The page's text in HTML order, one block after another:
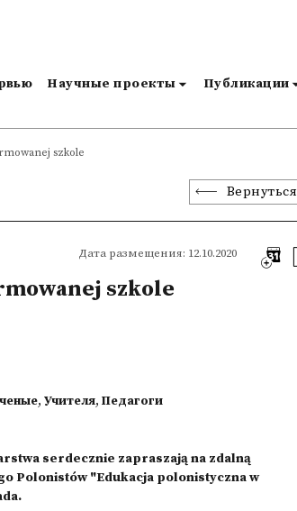
Научные проекты Публикации
szkole
Вернуться
Дата размещения: 12.10.2020
szkole
, Учителя, Педагоги
serdecznie zapraszają na zdalną
Polonistów "Edukacja polonistyczna w